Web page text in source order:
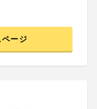
ージ